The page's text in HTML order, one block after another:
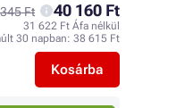
Ft 40 160 Ft
31 622 Ft Áfa nélkül
30 napban: 38 615 Ft
Kosárba